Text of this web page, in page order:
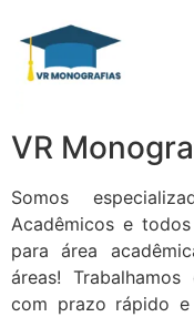
VR
Somos
Acadêmicos e
para área
áreas!
com prazo rápido